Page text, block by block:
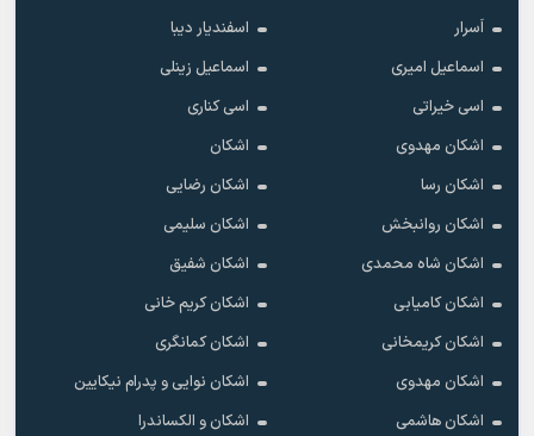
اَسرار
اسفندیار دیبا
اسماعیل امیری
اسماعیل زینلی
اسی خیراتی
اسی کناری
اشکان مهدوى
اشکان
اشکان رسا
اشکان رضایی
اشکان روانبخش
اشکان سلیمی
اشکان شاه محمدی
اشکان شفیق
اشکان کامیابی
اشکان کریم خانی
اشکان کریمخانی
اشکان کمانگری
اشکان مهدوی
اشکان نوایی و پدرام نیکایین
اشکان هاشمی
اشکان و الکساندرا